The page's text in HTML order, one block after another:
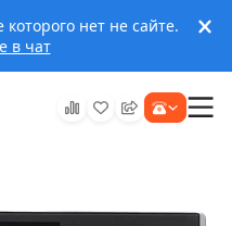
нет не сайте.
в чат